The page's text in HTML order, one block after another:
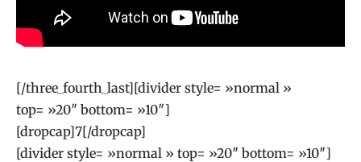
[/three_fourth_last][divider style= »normal »
top= »20″ bottom= »10″]
[dropcap]7[/dropcap]
[divider style= »normal » top= »20″ bottom= »10″]